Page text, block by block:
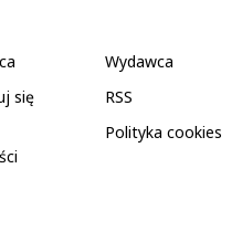
Wydawca
się
RSS
Polityka cookies